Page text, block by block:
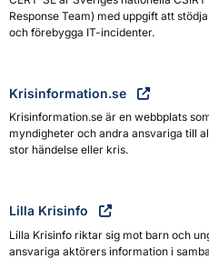
Response Team) med uppgift att
och förebygga IT-incidenter.
Krisinformation.se
Krisinformation.se är en webbplats
myndigheter och andra ansvariga till
stor händelse eller kris.
Lilla Krisinfo
Lilla Krisinfo riktar sig mot barn och
ansvariga aktörers information i